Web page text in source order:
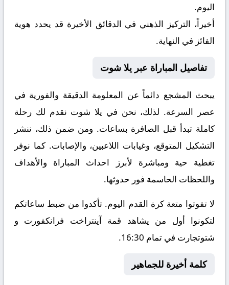
اليوم.
أخيراً، التركيز الذهني في الدقائق الأخيرة قد يحدد هوية
الفائز في النهاية.
تفاصيل المباراة عبر يلا شوت
يبحث المشجع دائماً عن المعلومة الدقيقة والفورية في
عصر السرعة. لذلك، نحن في يلا شوت نقدم لك رحلة
كاملة تبدأ قبل الصافرة بساعات. ومن ضمن ذلك، ننشر
التشكيل المتوقع، وغيابات اللاعبين، والإصابات. كما نوفر
تغطية حية ومباشرة لأبرز احداث المباراة والأهداف
واللحظات الحاسمة فور حدوثها.
لا تفوتوا متعة كرة القدم اليوم. تأكدوا من ضبط ساعاتكم
لتكونوا أول من يشاهد قمة آينتراخت فرانكفورت و
شتوتجارت في تمام 16:30.
كلمة أخيرة للجماهير